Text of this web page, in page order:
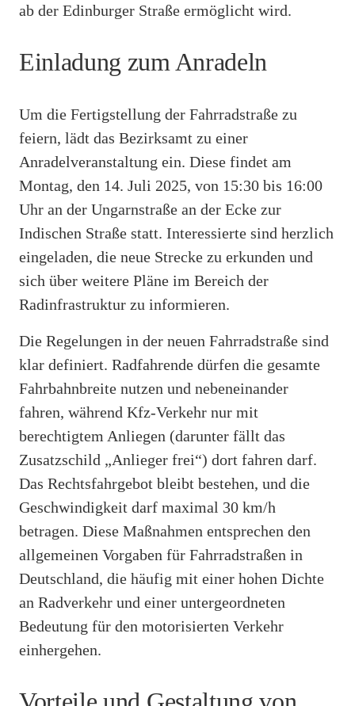
ab der Edinburger Straße ermöglicht wird.
Einladung zum Anradeln
Um die Fertigstellung der Fahrradstraße zu
feiern, lädt das Bezirksamt zu einer
Anradelveranstaltung ein. Diese findet am
Montag, den 14. Juli 2025, von 15:30 bis 16:00
Uhr an der Ungarnstraße an der Ecke zur
Indischen Straße statt. Interessierte sind herzlich
eingeladen, die neue Strecke zu erkunden und
sich über weitere Pläne im Bereich der
Radinfrastruktur zu informieren.
Die Regelungen in der neuen Fahrradstraße sind
klar definiert. Radfahrende dürfen die gesamte
Fahrbahnbreite nutzen und nebeneinander
fahren, während Kfz-Verkehr nur mit
berechtigtem Anliegen (darunter fällt das
Zusatzschild „Anlieger frei“) dort fahren darf.
Das Rechtsfahrgebot bleibt bestehen, und die
Geschwindigkeit darf maximal 30 km/h
betragen. Diese Maßnahmen entsprechen den
allgemeinen Vorgaben für Fahrradstraßen in
Deutschland, die häufig mit einer hohen Dichte
an Radverkehr und einer untergeordneten
Bedeutung für den motorisierten Verkehr
einhergehen.